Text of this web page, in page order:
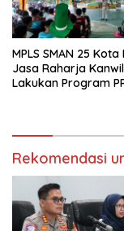
MPLS SMAN 25
Jasa Raharja
Lakukan Program
Rekomendasi